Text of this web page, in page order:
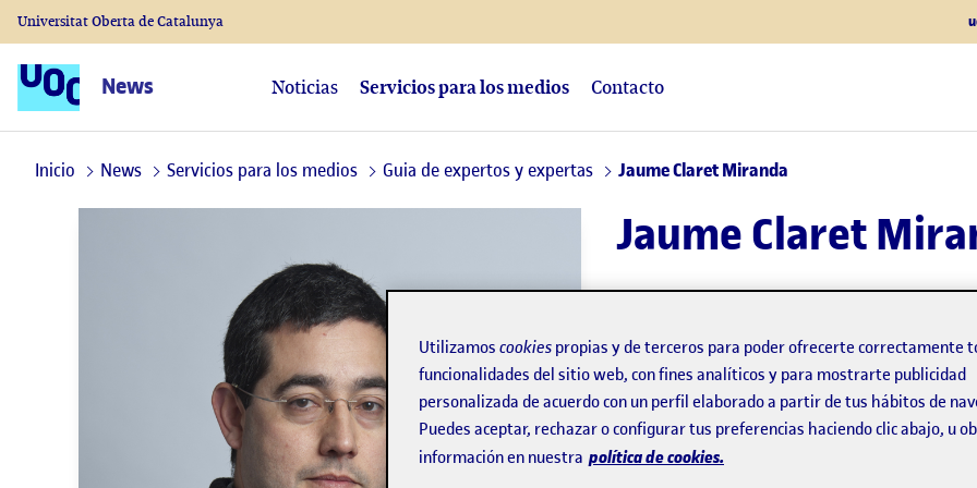
News Noticias Servicios para los medios Contacto
Universitat Oberta de Catalunya
Inicio News Servicios para los medios Guia de expertos y expertas Jaume Claret Miranda
Jaume Claret
Director del máster interuniversitario de
Cultura
Utilizamos cookies propias y de terceros para poder ofrecerte correctamente
funcionalidades del sitio web, con fines analíticos y para mostrarte publicidad
personalizada de acuerdo con un perfil elaborado a partir de tus hábitos de
Puedes aceptar, rechazar o configurar tus preferencias haciendo clic abajo, u
información en nuestra política de cookies.